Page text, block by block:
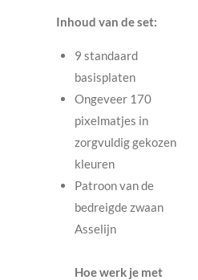
Inhoud van de set:
9 standaard
basisplaten
Ongeveer 170
pixelmatjes in
zorgvuldig gekozen
kleuren
Patroon van de
bedreigde zwaan
Asselijn
Hoe werk je met